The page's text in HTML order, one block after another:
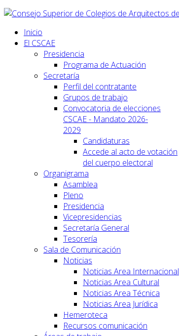
Inicio
El CSCAE
Presidencia
Programa de Actuación
Secretaría
Perfil del contratante
Grupos de trabajo
Convocatoria de elecciones
CSCAE - Mandato 2026-
2029
Candidaturas
Accede al acto de votación
del cuerpo electoral
Organigrama
Asamblea
Pleno
Presidencia
Vicepresidencias
Secretaría General
Tesorería
Sala de Comunicación
Noticias
Noticias Area Internacional
Noticias Area Cultural
Noticias Area Técnica
Noticias Area Jurídica
Hemeroteca
Recursos comunicación